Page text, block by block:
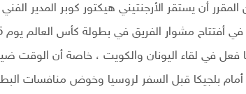
أن يستقر الأرجنتيني هيكتور كوبر المدير
فعل في لقاء اليونان والكويت ، خاصة أن الوقت
بلجيكا قبل السفر لروسيا وخوض منافسات